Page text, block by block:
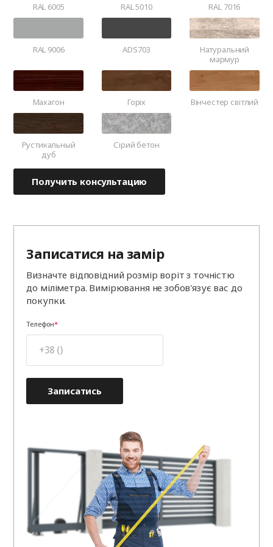
RAL 6005 RAL 5010 RAL 7016
RAL 9006 ADS703
Натуральний
мармур
Махагон Горіх Вінчестер світлий
Рустикальный
дуб
Сірий бетон
Получить консультацию
Записатися на замір
Визначте відповідний розмір воріт з точністю
до міліметра. Вимірювання не зобов'язує вас до
покупки.
Телефон
Записатись